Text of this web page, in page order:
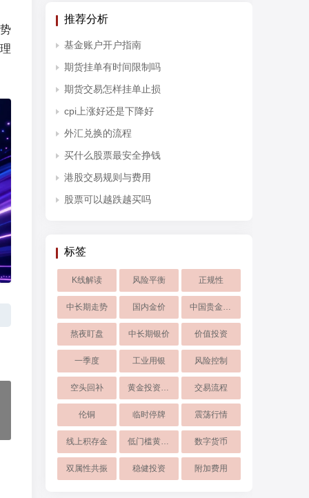
推荐分析
基金账户开户指南
期货挂单有时间限制吗
期货交易怎样挂单止损
cpi上涨好还是下降好
外汇兑换的流程
买什么股票最安全挣钱
港股交易规则与费用
股票可以越跌越买吗
标签
K线解读 风险平衡 正规性
中长期走势 国内金价 中国贵金属投资网
熬夜盯盘 中长期银价 价值投资
一季度 工业用银 风险控制
空头回补 黄金投资品种对比 交易流程
伦铜 临时停牌 震荡行情
线上积存金 低门槛黄金投资 数字货币
双属性共振 稳健投资 附加费用